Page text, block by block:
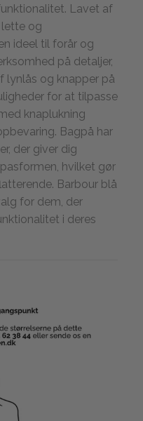
Lavet af
lette og
ideel til forår og
på detaljer,
lynlås og knapper på
for at tilpasse
knaplukning
Bagpå har
der giver dig
hvilket gør
Barbour blå
for dem, der
i deres